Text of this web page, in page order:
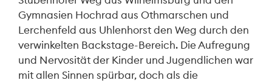
Gymnasien Hochrad aus Othmarschen und
Lerchenfeld aus Uhlenhorst den Weg durch den
verwinkelten Backstage-Bereich. Die Aufregung
und Nervosität der Kinder und Jugendlichen war
mit allen Sinnen spürbar, doch als die